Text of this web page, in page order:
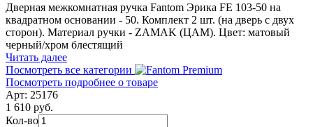
Дверная межкомнатная ручка Fantom Эрика FE 103-50 на
квадратном основании - 50. Комплект 2 шт. (на дверь с двух
сторон). Материал ручки - ZAMAK (ЦАМ). Цвет: матовый
черный/хром блестящий
Читать далее
Посмотреть все категории
Посмотреть подробнее о товаре
Арт: 25176
1 610 руб.
Кол-во